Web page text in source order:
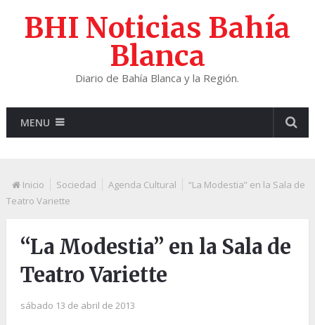
BHI Noticias Bahía
Blanca
Diario de Bahía Blanca y la Región.
MENU
Inicio Sociedad Agenda Cultural
“La Modestia” en la Sala de
Teatro Variette
“La Modestia” en la Sala de
Teatro Variette
sábado 13 de abril de 2013